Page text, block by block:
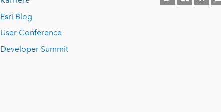
Esri Blog
User Conference
Developer Summit